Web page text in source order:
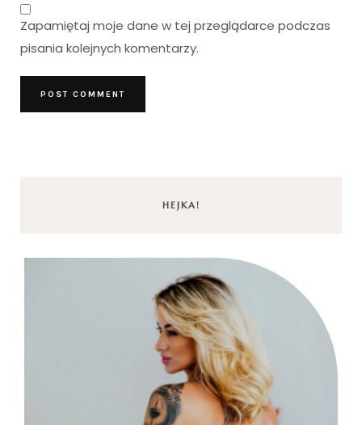
Zapamiętaj moje dane w tej przeglądarce podczas
pisania kolejnych komentarzy.
HEJKA!